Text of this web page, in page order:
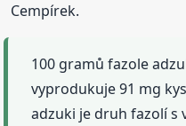
Cempírek.
100 gramů fazole
vyprodukuje 91 mg
adzuki je druh fazolí s